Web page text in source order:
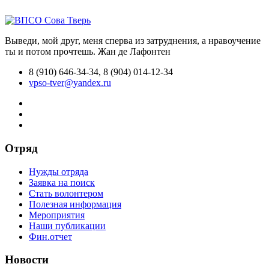
Выведи, мой друг, меня сперва из затруднения, а нравоучение
ты и потом прочтешь. Жан де Лафонтен
8 (910) 646-34-34, 8 (904) 014-12-34
vpso-tver@yandex.ru
Отряд
Нужды отряда
Заявка на поиск
Стать волонтером
Полезная информация
Мероприятия
Наши публикации
Фин.отчет
Новости